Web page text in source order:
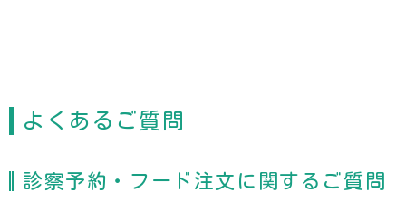
よくあるご質問
診察予約・フード注文に関するご質問